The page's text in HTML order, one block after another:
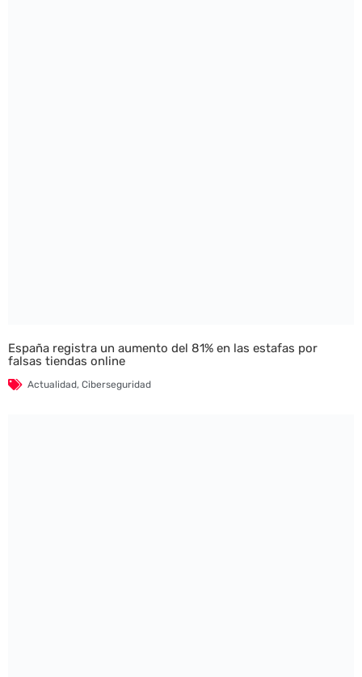
España registra un aumento del 81% en las estafas por
falsas tiendas online
Actualidad, Ciberseguridad